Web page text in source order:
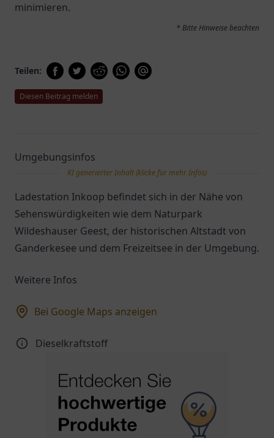
minimieren.
* Bitte Hinweise beachten
Teilen:
Diesen Beitrag melden
Umgebungsinfos
KI generierter Inhalt (klicke für mehr Infos)
Ladestation Inkoop befindet sich in der Nähe von
Sehenswürdigkeiten wie dem Naturpark
Wildeshauser Geest, der historischen Altstadt von
Ganderkesee und dem Freizeitsee in der Umgebung.
Weitere Infos
Bei Google Maps anzeigen
Dieselkraftstoff